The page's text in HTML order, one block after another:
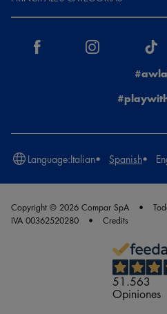
Language:Italian Spanish
Copyright © 2026 Compar SpA
IVA 00362520280
Credits
51.563
Opiniones